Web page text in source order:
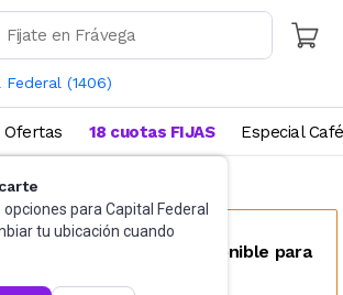
Federal (1406)
para Capital Federal
tu ubicación cuando
Ofertas 18 cuotas FIJAS Especial Café
no se encuentra disponible para